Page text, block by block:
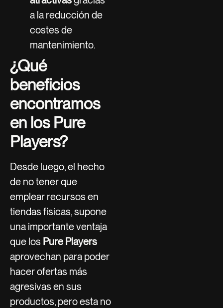
a la reducción de
costes de
mantenimiento.
¿Qué
beneficios
encontramos
en los Pure
Players?
Desde luego, el hecho
de no tener que
emplear recursos en
tiendas físicas, supone
una importante ventaja
que los Pure Players
aprovechan para poder
hacer ofertas más
agresivas en sus
productos, pero esta no